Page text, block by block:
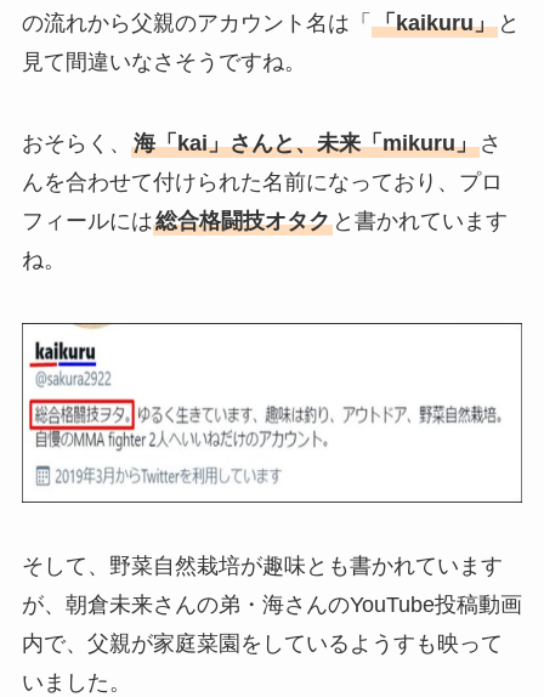
の流れから父親のアカウント名は「 「kaikuru」と
見て間違いなさそうですね。
おそらく、 海「kai」さんと、未来「mikuru」さ
んを合わせて付けられた名前になっており、プロ
フィールには総合格闘技オタクと書かれています
ね。
そして、野菜自然栽培が趣味とも書かれています
が、朝倉未来さんの弟・海さんのYouTube投稿動画
内で、父親が家庭菜園をしているようすも映って
いました。